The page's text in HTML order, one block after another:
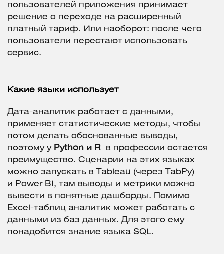
пользователей приложения принимает
решение о переходе на расширенный
платный тариф. Или наоборот: после чего
пользователи перестают использовать
сервис.
Какие языки использует
Дата-аналитик работает с данными,
применяет статистические методы, чтобы
потом делать обоснованные выводы,
поэтому у Python и R
в профессии остается
преимущество. Сценарии на этих языках
можно запускать в Tableau (через TabPy)
и Power BI , там выводы и метрики можно
вывести в понятные дашборды. Помимо
Excel-таблиц аналитик может работать с
данными из баз данных. Для этого ему
понадобится знание языка SQL.